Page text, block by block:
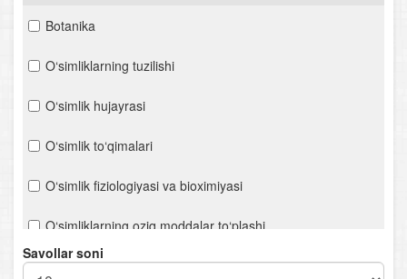
Botanika
O‘simliklarning tuzilishi
O‘simlik hujayrasi
O‘simlik to‘qimalari
O‘simlik fiziologiyasi va bioximiyasi
O‘simliklarning oziq moddalar to‘plashi
Bakteriyalar
Savollar soni